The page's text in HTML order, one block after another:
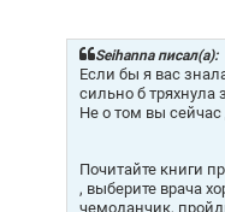
б
щ
е
н
и
е
Seihanna писал(а):
Если бы я вас
сильно б тряхнула
Не о том вы сейчас
Почитайте книги
, выберите врача
чемоданчик,